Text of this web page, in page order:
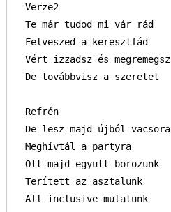
Verze2
Te már tudod mi vár rád
Felveszed a keresztfád
Vért izzadsz és megremegsz
De továbbvisz a szeretet
Refrén
De lesz majd újból vacsora
Meghívtál a partyra
Ott majd együtt borozunk
Terített az asztalunk
All inclusive mulatunk
Keresés: